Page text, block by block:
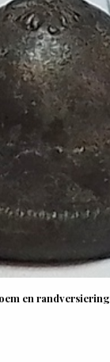
en randversiering